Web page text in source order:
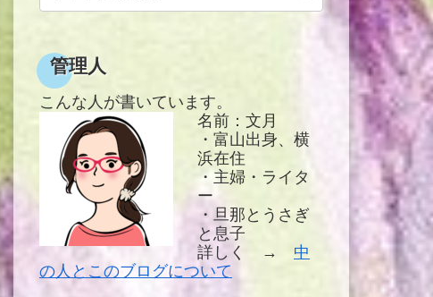
管理人
こんな人が書いています。
名前：文月
・富山出身、横
浜在住
・主婦・ライタ
ー
・旦那とうさぎ
と息子
詳しく → 中
の人とこのブログについて